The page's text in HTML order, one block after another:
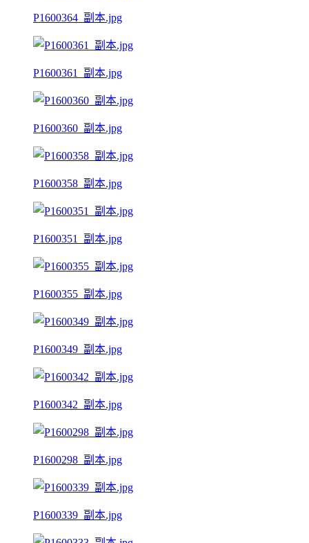
P1600364_副本.jpg
P1600361_副本.jpg
P1600360_副本.jpg
P1600358_副本.jpg
P1600351_副本.jpg
P1600355_副本.jpg
P1600349_副本.jpg
P1600342_副本.jpg
P1600298_副本.jpg
P1600339_副本.jpg